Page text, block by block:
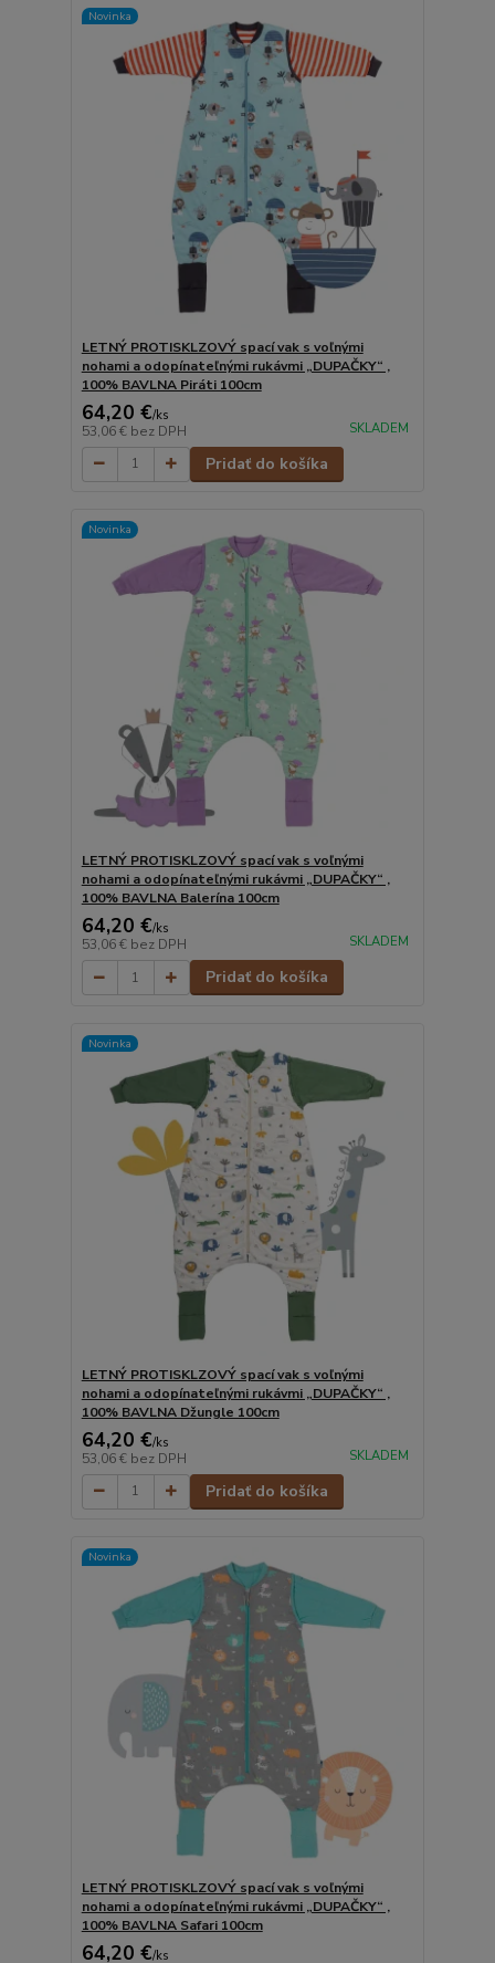
Novinka
LETNÝ PROTISKLZOVÝ spací vak s voľnými
nohami a odopínateľnými rukávmi „DUPAČKY“ ,
100% BAVLNA Piráti 100cm
64,20 €/ks
53,06 € bez DPH SKLADEM
Pridať do košíka
Novinka
LETNÝ PROTISKLZOVÝ spací vak s voľnými
nohami a odopínateľnými rukávmi „DUPAČKY“ ,
100% BAVLNA Balerína 100cm
64,20 €/ks
53,06 € bez DPH SKLADEM
Pridať do košíka
Novinka
LETNÝ PROTISKLZOVÝ spací vak s voľnými
nohami a odopínateľnými rukávmi „DUPAČKY“ ,
100% BAVLNA Džungle 100cm
64,20 €/ks
53,06 € bez DPH SKLADEM
Pridať do košíka
Novinka
LETNÝ PROTISKLZOVÝ spací vak s voľnými
nohami a odopínateľnými rukávmi „DUPAČKY“ ,
100% BAVLNA Safari 100cm
64,20 €/ks